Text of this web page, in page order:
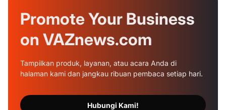
Promote Your Business
on VAZnews.com
Tampilkan produk, layanan, atau acara Anda di
halaman kami dan jangkau ribuan pembaca setiap hari.
Hubungi Kami!